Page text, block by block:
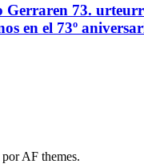
Gerraren 73.
en el 73º
por AF themes.